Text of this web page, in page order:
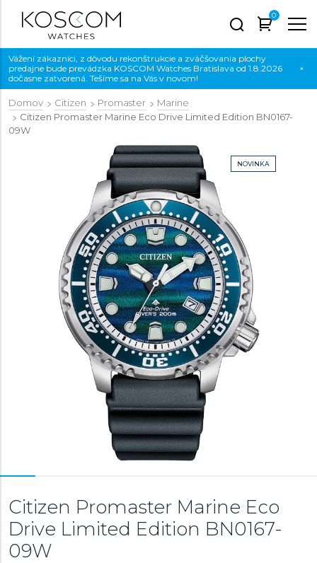
0
Vážení zákazníci, z dôvodu rekonštrukcie a zväčšovania plochy
predajne bude prevádzka KOSCOM Watches Bratislava od 1.8.2026
dočasne zatvorená. Tešíme sa na Vás v novom!
×
Domov Citizen Promaster
Marine
Citizen Promaster Marine Eco Drive Limited Edition BN0167-
09W
NOVINKA
Citizen Promaster Marine Eco
Drive Limited Edition BN0167-
09W